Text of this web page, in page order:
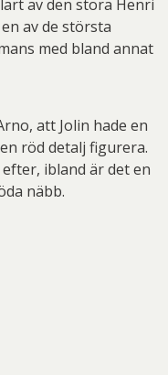
av den stora Henri
av de största
med bland annat
att Jolin hade en
röd detalj figurera.
ibland är det en
näbb.